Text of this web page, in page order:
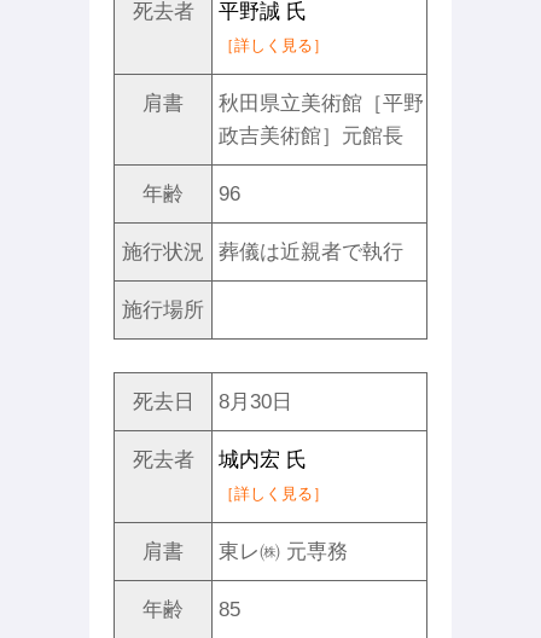
死去者 平野誠 氏
［詳しく見る］
肩書
秋田県立美術館［平野
政吉美術館］元館長
年齢 96
施行状況 葬儀は近親者で執行
施行場所
死去日 8月30日
死去者 城内宏 氏
［詳しく見る］
肩書 東レ㈱ 元専務
年齢 85